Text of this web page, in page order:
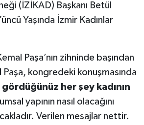
(İZİKAD) Başkanı Betül
Yaşında İzmir Kadınlar
Paşa’nın zihninde başından
kongredeki konuşmasında
her şey kadının
yapının nasıl olacağını
Verilen mesajlar nettir.